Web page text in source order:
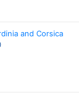
and Corsica